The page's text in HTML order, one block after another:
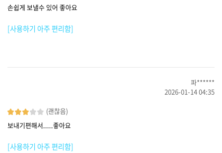
손쉽게 보낼수 있어 좋아요
[사용하기 아주 편리함]
파******
2026-01-14 04:35
(괜찮음)
보내기편해서.....좋아요
[사용하기 아주 편리함]